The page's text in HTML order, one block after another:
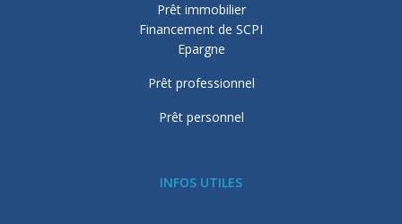
Prêt immobilier
Financement de SCPI
Epargne
Prêt professionnel
Prêt personnel
INFOS UTILES